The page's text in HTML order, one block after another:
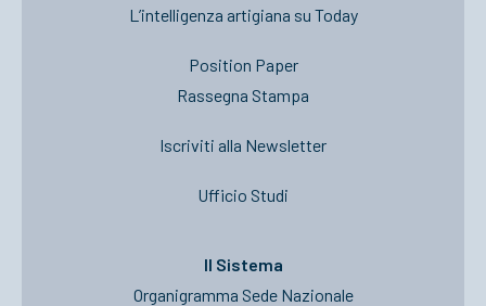
L’intelligenza artigiana su Today
Position Paper
Rassegna Stampa
Iscriviti alla Newsletter
Ufficio Studi
Il Sistema
Organigramma Sede Nazionale